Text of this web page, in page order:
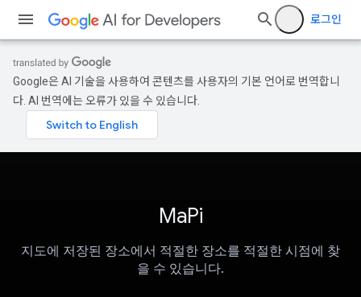
로그인
Google은 AI 기술을 사용하여 콘텐츠를 사용자의 기본 언어로 번역합니
다. AI 번역에는 오류가 있을 수 있습니다.
MaPi
지도에 저장된 장소에서 적절한 장소를 적절한 시점에 찾
을 수 있습니다.